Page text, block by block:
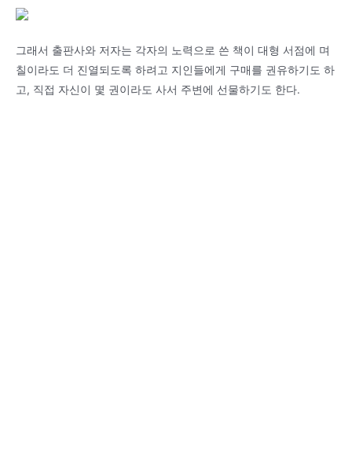
그래서 출판사와 저자는 각자의 노력으로 쓴 책이 대형 서점에 며
칠이라도 더 진열되도록 하려고 지인들에게 구매를 권유하기도 하
고, 직접 자신이 몇 권이라도 사서 주변에 선물하기도 한다.